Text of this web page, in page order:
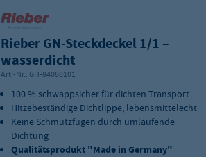
Rieber GN-Steckdeckel 1/1 –
wasserdicht
Art.-Nr.: GH-84080101
100 % schwappsicher für dichten Transport
Hitzebeständige Dichtlippe, lebensmittelecht
Keine Schmutzfugen durch umlaufende
Dichtung
Qualitätsprodukt "Made in Germany"